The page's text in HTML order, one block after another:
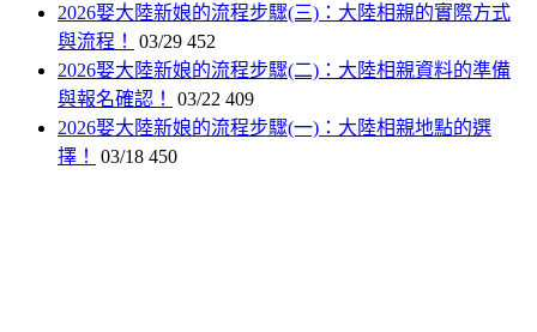
2026娶大陸新娘的流程步驟(三)：大陸相親的實際方式
與流程！
03/29 452
2026娶大陸新娘的流程步驟(二)：大陸相親資料的準備
與報名確認！
03/22 409
2026娶大陸新娘的流程步驟(一)：大陸相親地點的選
擇！
03/18 450